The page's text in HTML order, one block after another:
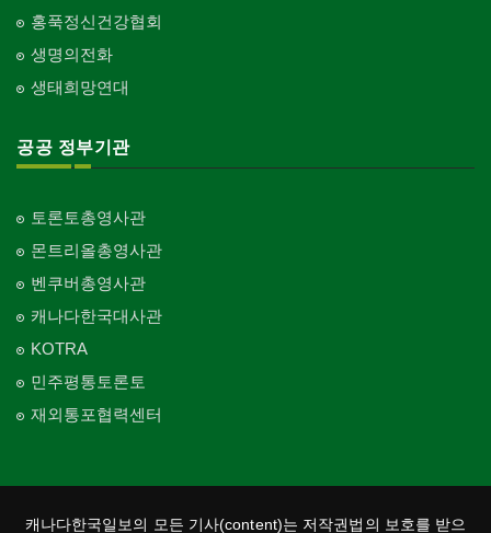
홍푹정신건강협회
생명의전화
생태희망연대
공공 정부기관
토론토총영사관
몬트리올총영사관
벤쿠버총영사관
캐나다한국대사관
KOTRA
민주평통토론토
재외통포협력센터
캐나다한국일보의 모든 기사(content)는 저작권법의 보호를 받으